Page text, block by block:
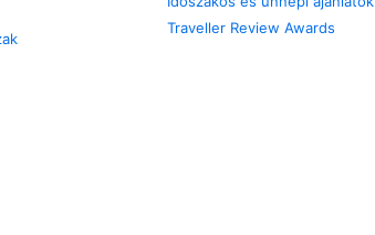
Traveller Review Awards